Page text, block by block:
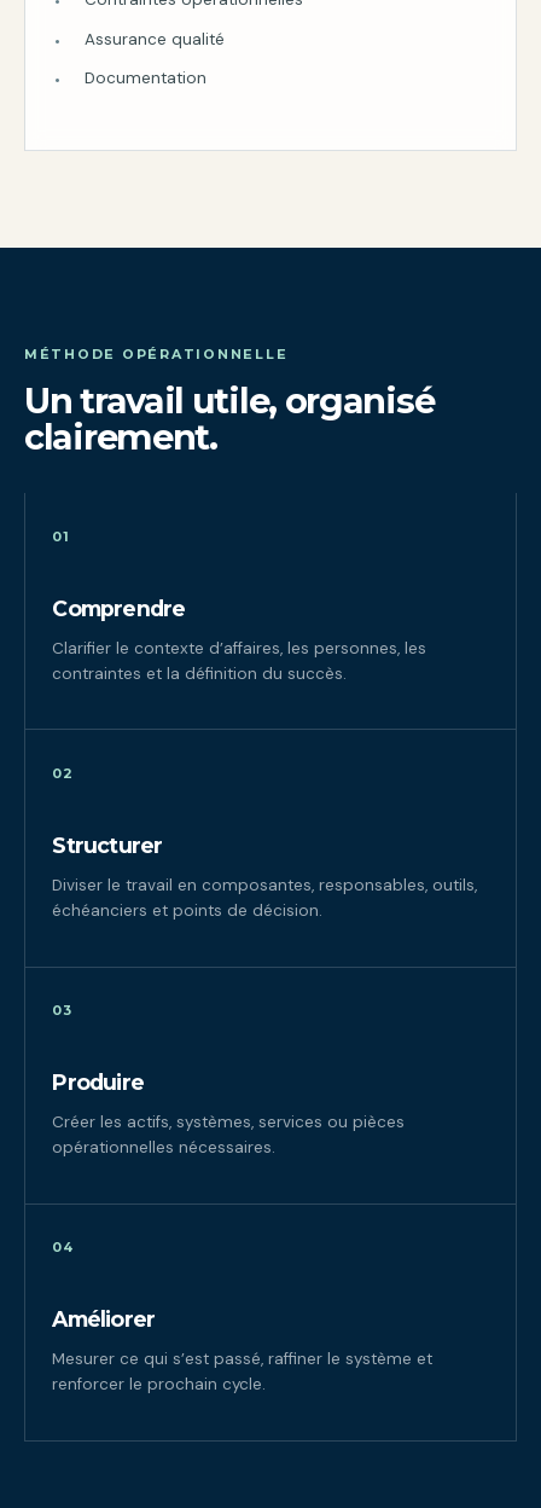
Assurance qualité
Documentation
MÉTHODE OPÉRATIONNELLE
Un travail utile, organisé
clairement.
01
Comprendre
Clarifier le contexte d’affaires, les personnes, les
contraintes et la définition du succès.
02
Structurer
Diviser le travail en composantes, responsables, outils,
échéanciers et points de décision.
03
Produire
Créer les actifs, systèmes, services ou pièces
opérationnelles nécessaires.
04
Améliorer
Mesurer ce qui s’est passé, raffiner le système et
renforcer le prochain cycle.